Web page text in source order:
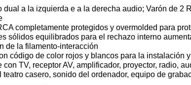
dual a la izquierda e a la derecha audio; Varón de 2
completamente protegidos y overmolded para
sólidos equilibrados para el rechazo interno
de la filamento-interacción
código de color rojos y blancos para la
con TV, receptor AV, amplificador, proyector, radio,
teatro casero, sonido del ordenador, equipo de